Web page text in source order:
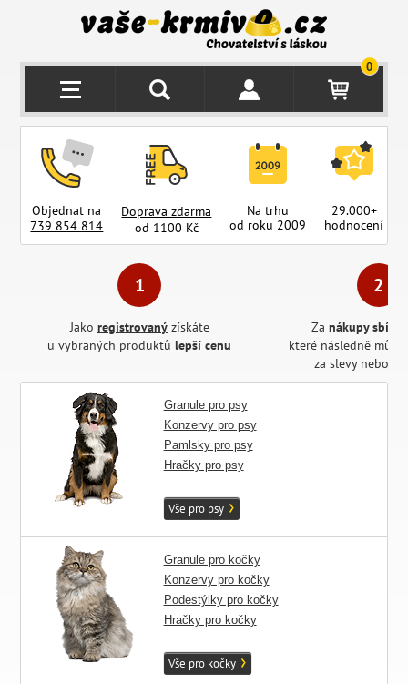
0
Objednat na
739 854 814
Doprava zdarma
od 1100 Kč
Na trhu
od roku 2009
29.000+
hodnocení
Jako registrovanýzískáte
u vybraných produktůlepší cenu
Za nákupy
které následně
za slevy nebo
Granule pro psy
Konzervy pro psy
Pamlsky pro psy
Hračky pro psy
Vše pro psy
Granule pro kočky
Konzervy pro kočky
Podestýlky pro kočky
Hračky pro kočky
Vše pro kočky